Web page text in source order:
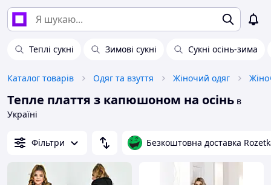
Теплі сукні Зимові сукні Сукні осінь-зима
Каталог товарів Одяг та взуття Жіночий одяг
Тепле плаття з капюшоном на осінь в
Україні
Фільтри Безкоштовна доставка